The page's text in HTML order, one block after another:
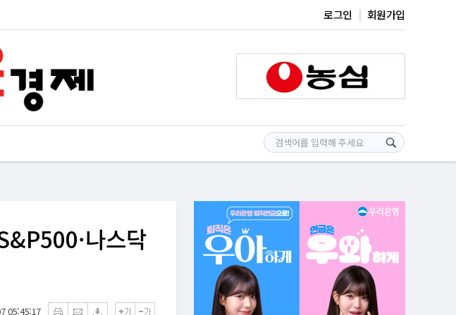
로그인 회원가입
나스닥
05:45:17